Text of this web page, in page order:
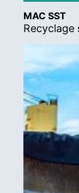
MAC SST
Recyclage